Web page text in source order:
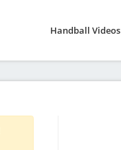
Handball Videos